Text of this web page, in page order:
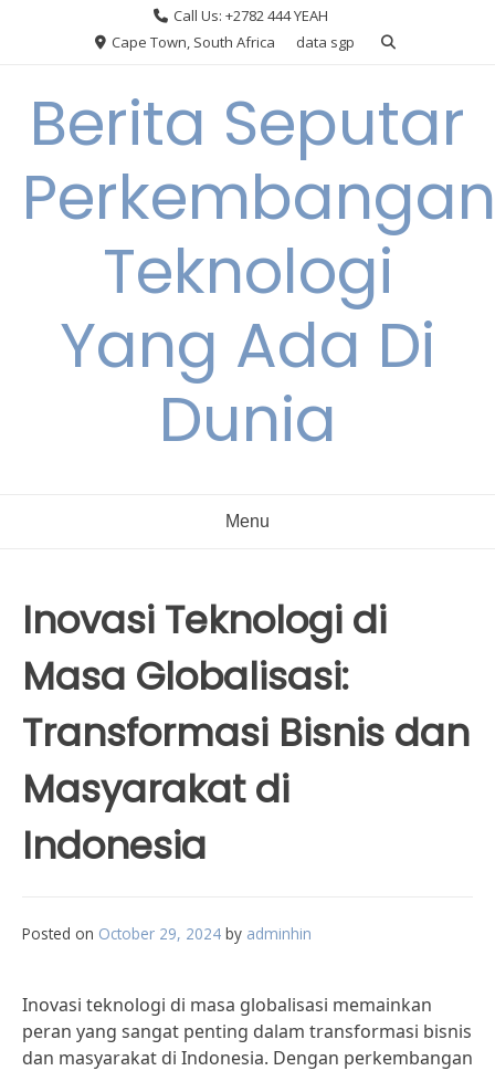
Call Us: +2782 444 YEAH
Cape Town, South Africa
data sgp
Berita Seputar
Perkembangan
Teknologi
Yang Ada Di
Dunia
Menu
Inovasi Teknologi di
Masa Globalisasi:
Transformasi Bisnis dan
Masyarakat di
Indonesia
Posted on October 29, 2024 by adminhin
Inovasi teknologi di masa globalisasi memainkan
peran yang sangat penting dalam transformasi bisnis
dan masyarakat di Indonesia. Dengan perkembangan